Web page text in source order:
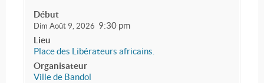
Début
Dim Août 9, 2026 9:30 pm
Lieu
Place des Libérateurs africains.
Organisateur
Ville de Bandol